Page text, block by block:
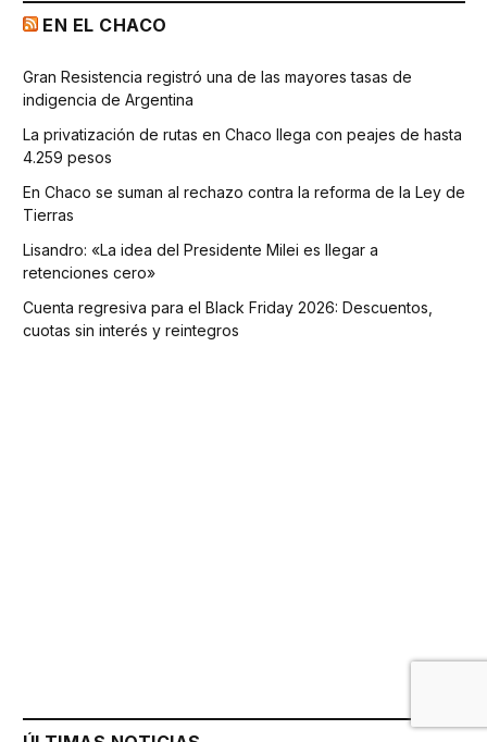
EN EL CHACO
Gran Resistencia registró una de las mayores tasas de
indigencia de Argentina
La privatización de rutas en Chaco llega con peajes de hasta
4.259 pesos
En Chaco se suman al rechazo contra la reforma de la Ley de
Tierras
Lisandro: «La idea del Presidente Milei es llegar a
retenciones cero»
Cuenta regresiva para el Black Friday 2026: Descuentos,
cuotas sin interés y reintegros